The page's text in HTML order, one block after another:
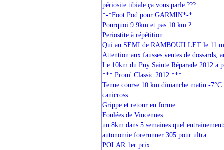
périosite tibiale ça vous parle ???
*-*Foot Pod pour GARMIN*-*
Pourquoi 9.9km et pas 10 km ?
Periostite à répétition
Qui au SEMI de RAMBOUILLET le 11
Attention aux fausses ventes de dossards,
Le 10km du Puy Sainte Réparade 2012 a
*** Prom' Classic 2012 ***
Tenue course 10 km dimanche matin -7°C
canicross
Grippe et retour en forme
Foulées de Vincennes
un 8km dans 5 semaines quel
autonomie forerunner 305 pour ultra
POLAR 1er prix